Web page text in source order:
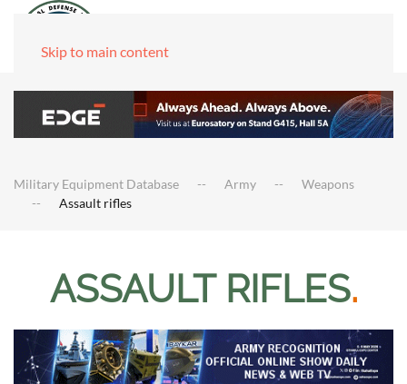
Skip to main content
Military Equipment Database Army
Weapons
Assault rifles
ASSAULT RIFLES.